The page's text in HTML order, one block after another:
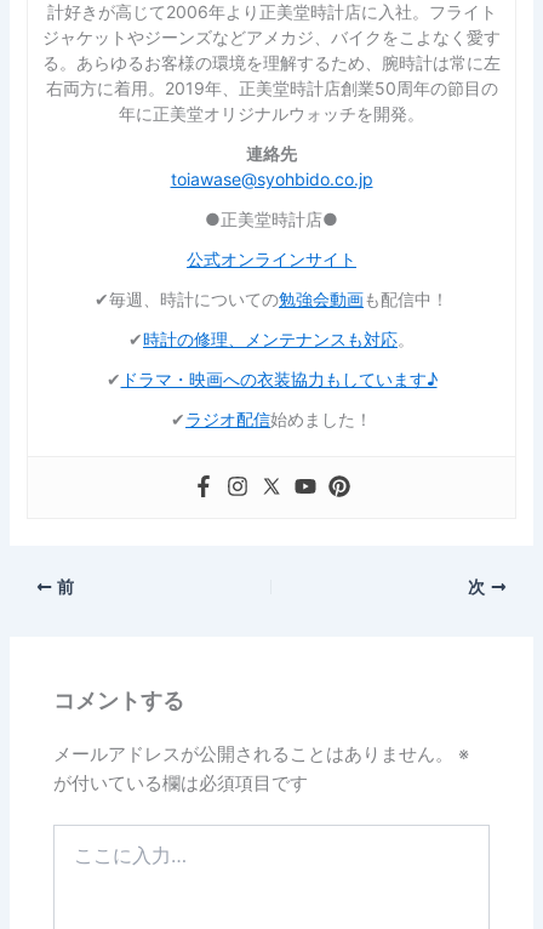
計好きが高じて2006年より正美堂時計店に入社。フライト
ジャケットやジーンズなどアメカジ、バイクをこよなく愛す
る。あらゆるお客様の環境を理解するため、腕時計は常に左
右両方に着用。2019年、正美堂時計店創業50周年の節目の
年に正美堂オリジナルウォッチを開発。
連絡先
toiawase@syohbido.co.jp
●正美堂時計店●
公式オンラインサイト
✔︎毎週、時計についての勉強会動画も配信中！
✔︎時計の修理、メンテナンスも対応。
✔︎ ドラマ・映画への衣装協力もしています♪
✔︎ラジオ配信始めました！
前 次
コメントする
メールアドレスが公開されることはありません。
※
が付いている欄は必須項目です